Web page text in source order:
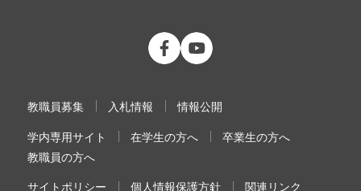
公立大学法人 福島県立医科大学
教職員募集 入札情報 情報公開
学内専用サイト 在学生の方へ
卒業生の方へ
教職員の方へ
サイトポリシー 個人情報保護方針 関連リンク